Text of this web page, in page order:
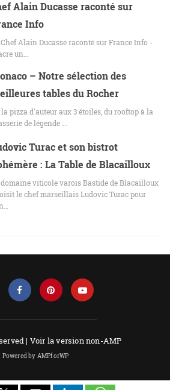
Alain Ducasse raconté sur
Info
Chef Alain Ducasse raconté sur France Info -
un…
– Notre sélection des
tables du Rocher
la pizza d'auteur aux 3 étoiles, du rooftop à la
de légende :…
Turac et son bistrot
: La Table de Blacailloux
domaine viticole varois Bastide de Blacailloux
le chef marseillais Ludovic Turac pour
| Voir la version non-AMP
Powered by AMPforWP